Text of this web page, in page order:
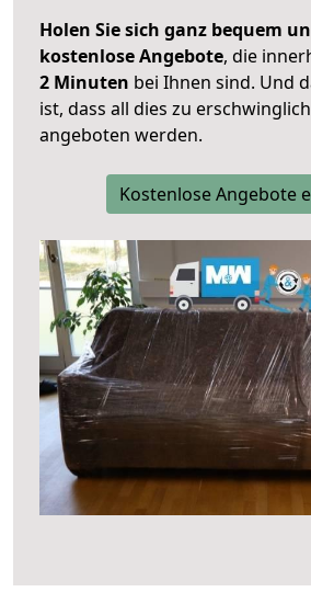
Holen Sie sich ganz bequem
kostenlose Angebote, die
2 Minuten bei Ihnen sind. Und
ist, dass all dies zu
angeboten werden.
Kostenlose Angebote